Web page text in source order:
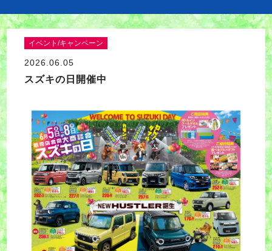
イベント/キャンペーン
2026.06.05
スズキの日開催中